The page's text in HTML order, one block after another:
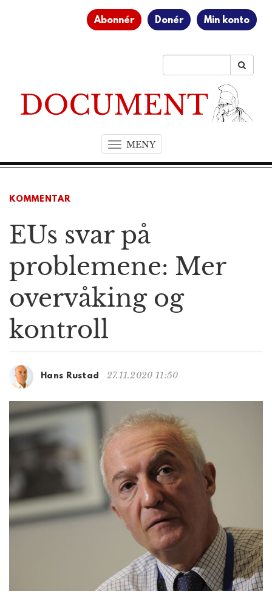
Abonnér Donér Min konto
MENYT
o
i
a
t
KOMMENTAR
EUs svar på
problemene: Mer
overvåking og
kontroll
Hans Rustad 27.11.2020 11:50